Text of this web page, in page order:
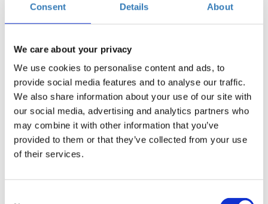
Consent Details About
We care about your privacy
We use cookies to personalise content and ads, to
provide social media features and to analyse our traffic.
We also share information about your use of our site with
our social media, advertising and analytics partners who
may combine it with other information that you’ve
provided to them or that they’ve collected from your use
of their services.
Found.ation, Αθήνα
Συμμετοχή Η περίοδος εγγραφών έχει λήξει.
Σε αυτό το μάθημα θα δούμε πώς μας βοηθούν τα
συνδυάζονται για να εμφανιστεί στον browser του